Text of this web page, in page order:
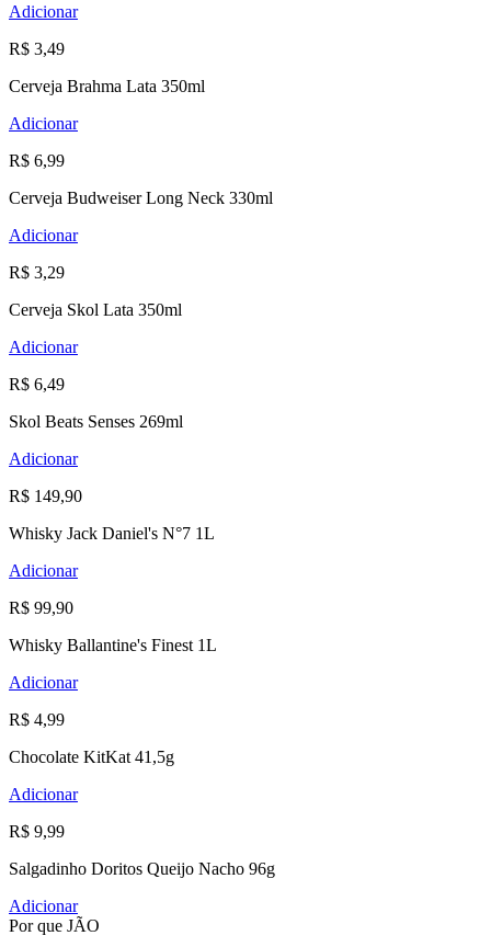
Adicionar
R$ 3,49
Cerveja Brahma Lata 350ml
Adicionar
R$ 6,99
Cerveja Budweiser Long Neck 330ml
Adicionar
R$ 3,29
Cerveja Skol Lata 350ml
Adicionar
R$ 6,49
Skol Beats Senses 269ml
Adicionar
R$ 149,90
Whisky Jack Daniel's N°7 1L
Adicionar
R$ 99,90
Whisky Ballantine's Finest 1L
Adicionar
R$ 4,99
Chocolate KitKat 41,5g
Adicionar
R$ 9,99
Salgadinho Doritos Queijo Nacho 96g
Adicionar
Por que JÃO